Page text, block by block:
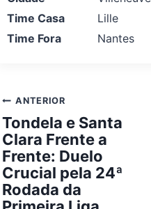
Time Casa
Lille
Time Fora
Nantes
Navegação
de
Post
ANTERIOR
Tondela e Santa
Clara Frente a
Frente: Duelo
Crucial pela 24ª
Rodada da